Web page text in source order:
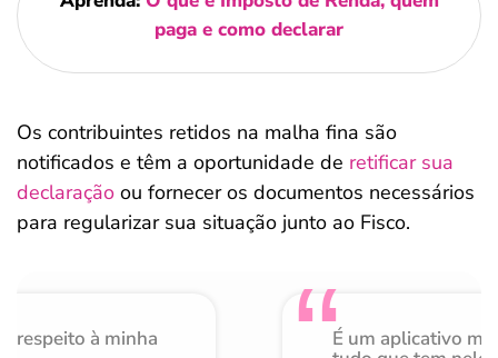
paga e como declarar
Os contribuintes retidos na malha fina são
notificados e têm a oportunidade de retificar sua
declaração ou fornecer os documentos necessários
para regularizar sua situação junto ao Fisco.
respeito à minha É um aplicativo